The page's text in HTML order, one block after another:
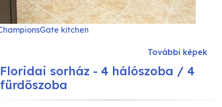
kitchen
További képek
Floridai sorház - 4 hálószoba / 4
fürdőszoba